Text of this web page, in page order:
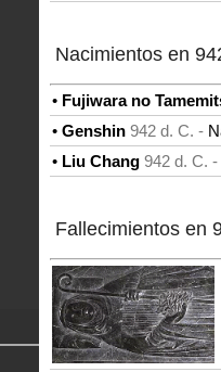
Nacimientos en
• Fujiwara no
• Genshin 942 d. C. -
• Liu Chang 942 d. C. -
Fallecimientos en